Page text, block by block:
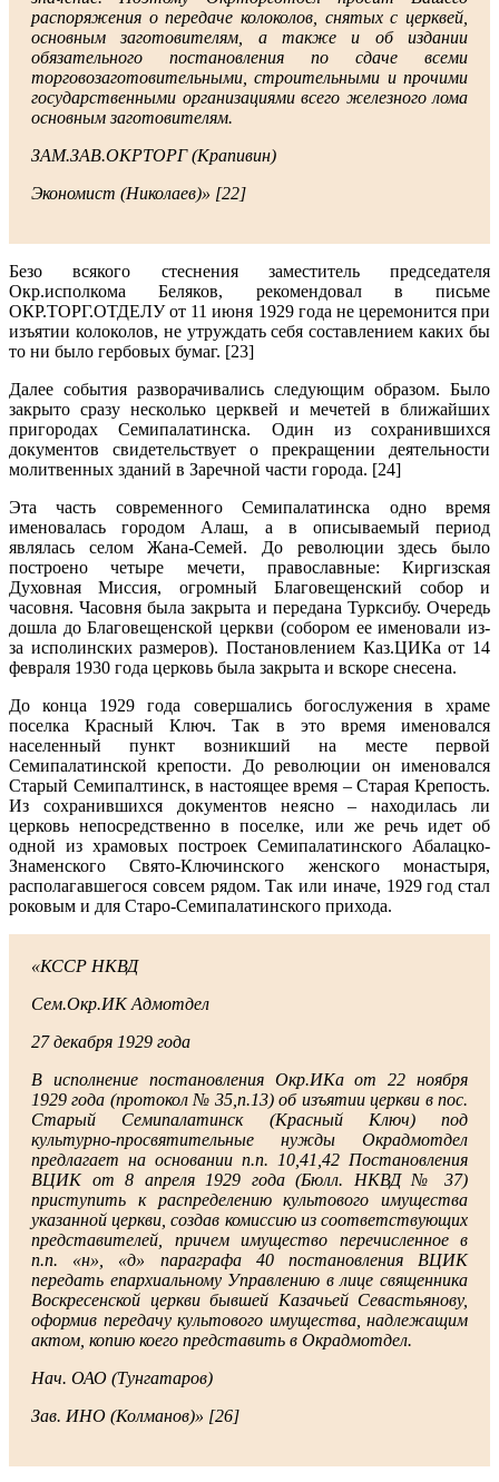
распоряжения о передаче колоколов, снятых с церквей,
основным заготовителям, а также и об издании
обязательного постановления по сдаче всеми
торговозаготовительными, строительными и прочими
государственными организациями всего железного лома
основным заготовителям.
ЗАМ.ЗАВ.ОКРТОРГ (Крапивин)
Экономист (Николаев)» [22]
Безо всякого стеснения заместитель председателя
Окр.исполкома Беляков, рекомендовал в письме
ОКР.ТОРГ.ОТДЕЛУ от 11 июня 1929 года не церемонится при
изъятии колоколов, не утруждать себя составлением каких бы
то ни было гербовых бумаг. [23]
Далее события разворачивались следующим образом. Было
закрыто сразу несколько церквей и мечетей в ближайших
пригородах Семипалатинска. Один из сохранившихся
документов свидетельствует о прекращении деятельности
молитвенных зданий в Заречной части города. [24]
Эта часть современного Семипалатинска одно время
именовалась городом Алаш, а в описываемый период
являлась селом Жана-Семей. До революции здесь было
построено четыре мечети, православные: Киргизская
Духовная Миссия, огромный Благовещенский собор и
часовня. Часовня была закрыта и передана Турксибу. Очередь
дошла до Благовещенской церкви (собором ее именовали из-
за исполинских размеров). Постановлением Каз.ЦИКа от 14
февраля 1930 года церковь была закрыта и вскоре снесена.
До конца 1929 года совершались богослужения в храме
поселка Красный Ключ. Так в это время именовался
населенный пункт возникший на месте первой
Семипалатинской крепости. До революции он именовался
Старый Семипалтинск, в настоящее время – Старая Крепость.
Из сохранившихся документов неясно – находилась ли
церковь непосредственно в поселке, или же речь идет об
одной из храмовых построек Семипалатинского Абалацко-
Знаменского Свято-Ключинского женского монастыря,
располагавшегося совсем рядом. Так или иначе, 1929 год стал
роковым и для Старо-Семипалатинского прихода.
«КССР НКВД
Сем.Окр.ИК Адмотдел
27 декабря 1929 года
В исполнение постановления Окр.ИКа от 22 ноября
1929 года (протокол № 35,п.13) об изъятии церкви в пос.
Старый Семипалатинск (Красный Ключ) под
культурно-просвятительные нужды Окрадмотдел
предлагает на основании п.п. 10,41,42 Постановления
ВЦИК от 8 апреля 1929 года (Бюлл. НКВД № 37)
приступить к распределению культового имущества
указанной церкви, создав комиссию из соответствующих
представителей, причем имущество перечисленное в
п.п. «н», «д» параграфа 40 постановления ВЦИК
передать епархиальному Управлению в лице священника
Воскресенской церкви бывшей Казачьей Севастьянову,
оформив передачу культового имущества, надлежащим
актом, копию коего представить в Окрадмотдел.
Нач. ОАО (Тунгатаров)
Зав. ИНО (Колманов)» [26]